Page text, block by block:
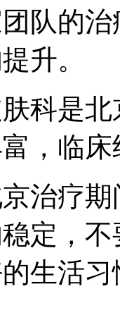
队的
升。
科是
，临
治疗
定，
生活